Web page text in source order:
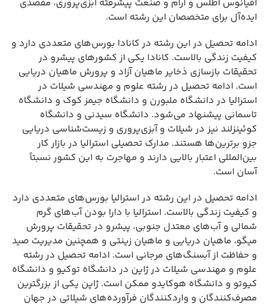
اقیانوس اطلس و آرام و صنعت پیشرفته آبزی‌پروری، مقصدی
ایده‌آل برای متخصصان این رشته است.
ادامه تحصیل در این رشته در کانادا بورس‌های متعددی دارد و
کیفیت زندگی بالاست. کانادا یکی از کشورهای پیشرو در
تحقیقات بازسازی ذخایر ماهیان آزاد و پرورش ماهیان دریایی
است. ادامه تحصیل در رشته علوم و مهندسی شیلات در
استرالیا در دانشگاه ملبورن و دانشگاه جیمز کوک و دانشگاه
تاسمانی پیشنهاد می‌شود. دانشگاه سیدنی و دانشگاه
کوئینزلند نیز در شیلات و آبزی‌پروری و زیست‌شناسی دریایی
جزو برترین‌ها هستند. مدارک تحصیلی استرالیا در بازار کار
بین‌المللی اعتبار بالایی دارند و مهاجرت به این کشور نسبتاً
آسان است.
ادامه تحصیل در این رشته در استرالیا بورس‌های متعددی دارد
و کیفیت زندگی بالاست. استرالیا با دارا بودن آب‌های گرم
شمالی و آب‌های معتدل جنوبی، پیشرو در تحقیقات پرورش
میگو، ماهیان دریایی و ماهیان زینتی و همچنین مدیریت صید
و حفاظت از آبسنگ‌های مرجانی است. ادامه تحصیل در رشته
علوم و مهندسی شیلات در ژاپن در دانشگاه توکیو و دانشگاه
کیوتو و دانشگاه هوکایدو ممکن است. ژاپن یکی از بزرگترین
مصرف‌کنندگان و واردکنندگان فرآورده‌های شیلاتی در جهان